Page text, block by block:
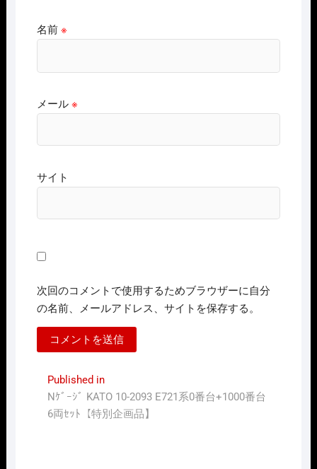
名前 ※
メール ※
サイト
次回のコメントで使用するためブラウザーに自分
の名前、メールアドレス、サイトを保存する。
投
稿
Published in
Nｹﾞｰｼﾞ KATO 10-2093 E721系0番台+1000番台
6両ｾｯﾄ【特別企画品】